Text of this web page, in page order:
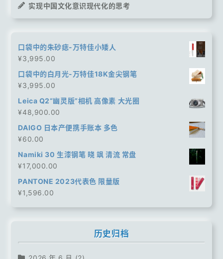
实现中国文化意识现代化的思考
口袋中的朱砂痣-万特佳小矮人
¥3,995.00
口袋中的白月光-万特佳18K金尖钢笔
¥3,995.00
Leica Q2“幽灵版”相机 高像素 大光圈
¥48,900.00
DAIGO 日本产便携手账本 多色
¥60.00
Namiki 30 生漆钢笔 晓 飒 清流 常盘
¥17,000.00
PANTONE 2023代表色 限量版
¥1,596.00
历史归档